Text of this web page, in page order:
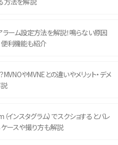
ラーム設定方法を解説！鳴らない原因
便利機能も紹介
MVNOやMVNEとの違いやメリット・デメ
インスタグラム）でスクショするとバレ
ケースや撮り方も解説